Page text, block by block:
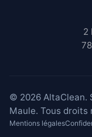
2
© 2026 AltaClean.
Maule. Tous droits
Mentions légales